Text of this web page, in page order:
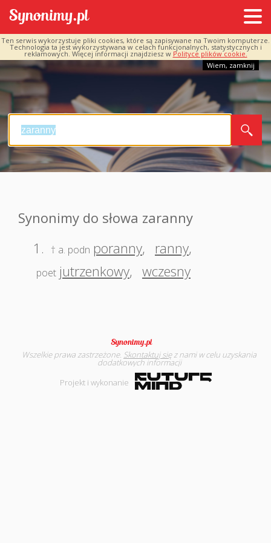
Ten serwis wykorzystuje pliki cookies, które są zapisywane na Twoim komputerze.
Technologia ta jest wykorzystywana w celach funkcjonalnych, statystycznych i
reklamowych. Więcej informacji znajdziesz w Polityce plików cookie.
Wiem, zamknij
Synonimy do słowa zaranny
1.
† a. podn poranny, ranny,
poet jutrzenkowy, wczesny
Wszelkie prawa zastrzeżone. Skontaktuj sięz nami w celu uzyskania
dodatkowych informacji
Projekt i wykonanie